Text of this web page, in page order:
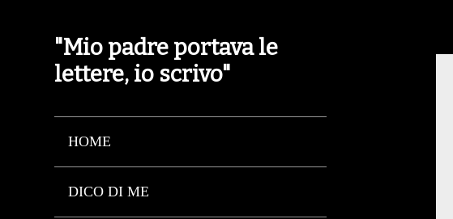
"Mio padre portava le
lettere, io scrivo"
HOME
DICO DI ME